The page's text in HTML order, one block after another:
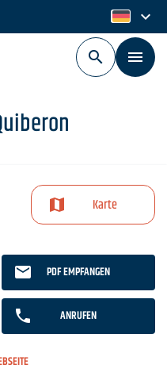
de
keyboard_arrow_down
Karte
PDF EMPFANGEN
ANRUFEN